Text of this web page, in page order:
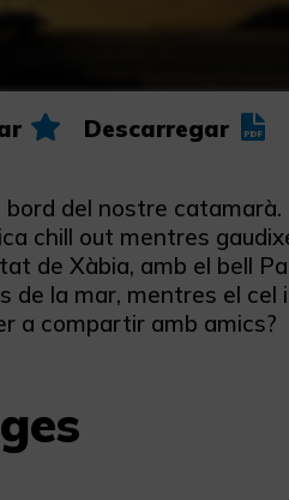
Descarregar
del nostre catamarà.
chill out mentres
de Xàbia, amb el bell
la mar, mentres el cel
a compartir amb amics?